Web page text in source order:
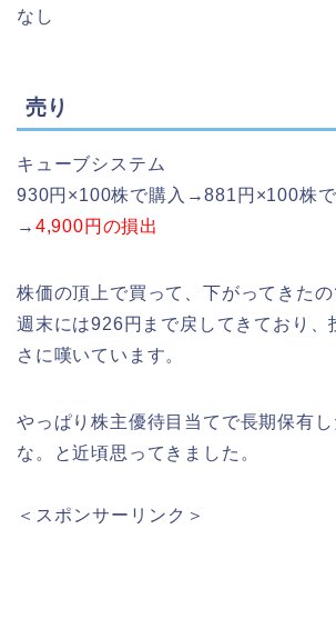
なし
売り
キューブシステム
930円×100株で購入→881円×100株
→ 4,900円の損出
株価の頂上で買って、下がってきたの
週末には926円まで戻してきており、
さに嘆いています。
やっぱり株主優待目当てで長期保有
な。と近頃思ってきました。
＜スポンサーリンク＞